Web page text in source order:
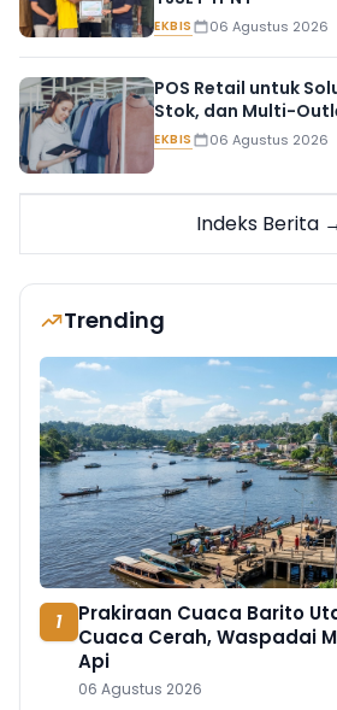
EKBIS 06 Agustus 2026
POS Retail untuk
Stok, dan Multi-
EKBIS 06 Agustus 2026
Indeks Berita
Trending
1
Prakiraan Cuaca Barito
Cuaca Cerah, Waspadai
Api
06 Agustus 2026